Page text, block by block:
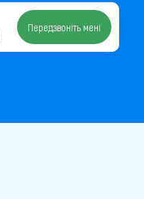
Передзвоніть мені